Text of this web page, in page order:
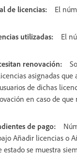
de licencias: El
utilizadas: El
renovación:
asignadas
de dichas
en caso de
de pago:
Añadir licencias o
estado se muestra